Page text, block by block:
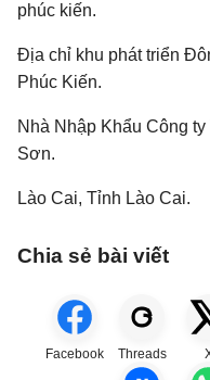
phúc kiến.
Địa chỉ khu phát triển
Phúc Kiến.
Nhà Nhập Khẩu Công
Sơn.
Lào Cai, Tỉnh Lào Cai.
Chia sẻ bài viết
Facebook Threads